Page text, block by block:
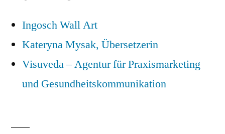
Ingosch Wall Art
Kateryna Mysak, Übersetzerin
Visuveda – Agentur für Praxismarketing
und Gesundheitskommunikation